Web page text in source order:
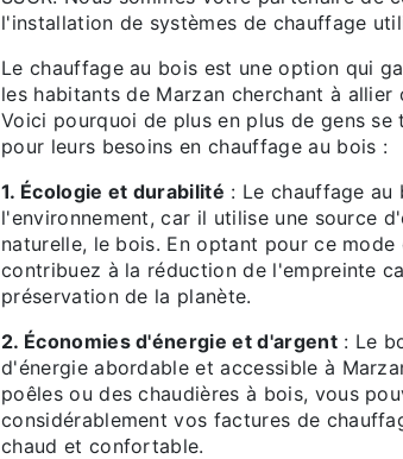
l'installation de systèmes de chauffage
Le chauffage au bois est une option qui
les habitants de Marzan cherchant à
Voici pourquoi de plus en plus de gens se
pour leurs besoins en chauffage au bois :
1. Écologie et durabilité : Le chauffage au
l'environnement, car il utilise une source
naturelle, le bois. En optant pour ce
contribuez à la réduction de l'empreinte
préservation de la planète.
2. Économies d'énergie et d'argent: Le
d'énergie abordable et accessible à
poêles ou des chaudières à bois, vous
considérablement vos factures de
chaud et confortable.